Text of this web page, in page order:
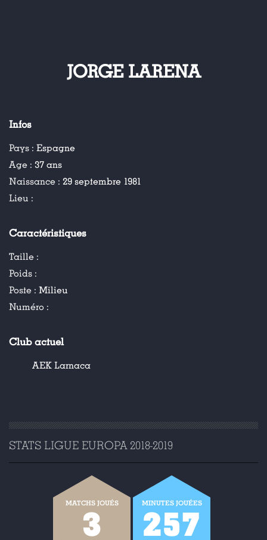
JORGE LARENA
Infos
Pays : Espagne
Age : 37 ans
Naissance : 29 septembre 1981
Lieu :
Caractéristiques
Taille :
Poids :
Poste : Milieu
Numéro :
Club actuel
AEK Larnaca
STATS LIGUE EUROPA 2018-2019
MATCHS JOUÉS
3
MINUTES JOUÉES
257